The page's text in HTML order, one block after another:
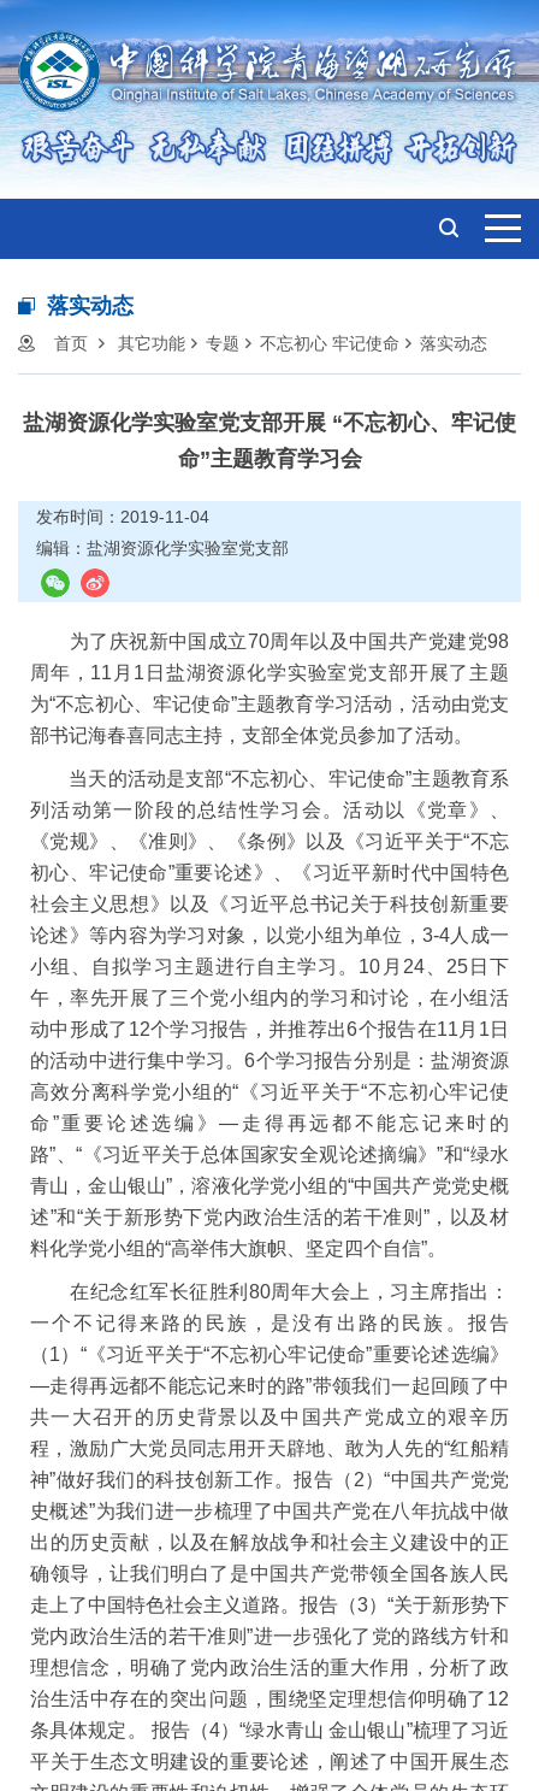
落实动态
首页 其它功能 专题 不忘初心 牢记使命 落实动态
盐湖资源化学实验室党支部开展 “不忘初心、牢记使
命”主题教育学习会
发布时间：2019-11-04
编辑：盐湖资源化学实验室党支部
为了庆祝新中国成立70周年以及中国共产党建党98
周年， 11 月 1 日盐湖资源化学实验室党支部开展了主题
为“不忘初心、牢记使命”主题教育学习活动，活动由党支
部书记海春喜同志主持，支部全体党员参加了活动。
当天的活动是支部“不忘初心、牢记使命”主题教育系
列活动第一阶段的总结性学习会。活动以《党章》、
《党规》、《准则》、《条例》以及《习近平关于“不忘
初心、牢记使命”重要论述》、《习近平新时代中国特色
社会主义思想》以及《习近平总书记关于科技创新重要
论述》等内容为学习对象，以党小组为单位，3-4 人成一
小组、自拟学习主题进行自主学习。 10 月 24、 25日下
午，率先开展了三个党小组内的学习和讨论，在小组活
动中形成了 12个学习报告，并推荐出6个报告在11 月 1 日
的活动中进行集中学习。6个学习报告分别是：盐湖资源
高效分离科学党小组的“ 《习近平关于“不忘初心牢记使
命 ”重要论述选编》—走得再远都不能忘记来时的
路” 、“ 《习近平关于总体国家安全观论述摘编》”和“绿水
青山，金山银山” ，溶液化学党小组的“中国共产党党史概
述”和“关于新形势下党内政治生活的若干准则 ”，以及材
料化学党小组的“高举伟大旗帜、坚定四个自信”。
在纪念红军长征胜利 80周年大会上，习主席指出：
一个不记得来路的民族，是没有出路的民族。报告
（1） “《习近平关于“不忘初心牢记使命”重要论述选编》
—走得再远都不能忘记来时的路”带领我们一起回顾了中
共一大召开的历史背景以及中国共产党成立的艰辛历
程，激励广大党员同志用开天辟地、敢为人先的“红船精
神”做好我们的科技创新工作。报告（ 2）“中国共产党党
史概述”为我们进一步梳理了中国共产党在八年抗战中做
出的历史贡献，以及在解放战争和社会主义建设中的正
确领导，让我们明白了是中国共产党带领全 国各族人民
走上了中国特色社会主义道路。报告（3） “关于新形势下
党内政治生活的若干准则”进一步强化了党的路线方针和
理想信念，明确了党内政治生活的重大作用，分析了政
治生活中存在的突出问题，围绕坚定理想信仰明确了 12
条具体规定。
报告（4）“绿水青山 金山银山”梳理了习近
平关于生态文明建设的重要论述，阐述了中国开展生态